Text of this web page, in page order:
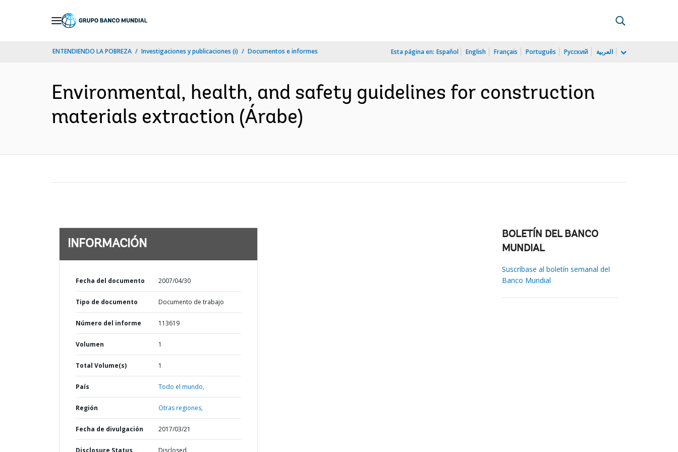
ENTENDIENDO LA POBREZA Investigaciones y publicaciones (i) Documentos e informes Esta página en: Español English Français Português Русский العربية
Environmental, health, and safety guidelines for construction
materials extraction (Árabe)
INFORMACIÓN
Fecha del documento 2007/04/30
Tipo de documento Documento de trabajo
Número del informe 113619
Volumen 1
Total Volume(s) 1
País Todo el mundo,
Región Otras regiones,
Fecha de divulgación 2017/03/21
Disclosure Status Disclosed
BOLETÍN DEL BANCO
MUNDIAL
Suscríbase al boletín semanal del
Banco Mundial